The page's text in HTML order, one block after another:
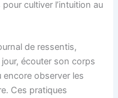
cultiver l’intuition au
de ressentis,
écouter son corps
observer les
Ces pratiques